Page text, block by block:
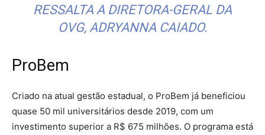
RESSALTA A DIRETORA-GERAL DA
OVG, ADRYANNA CAIADO.
ProBem
Criado na atual gestão estadual, o ProBem já beneficiou
quase 50 mil universitários desde 2019, com um
investimento superior a R$ 675 milhões. O programa está